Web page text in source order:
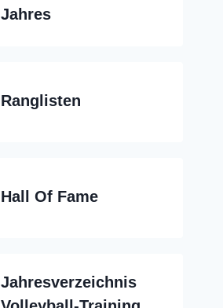
Jahres
Ranglisten
Hall Of Fame
Jahresverzeichnis